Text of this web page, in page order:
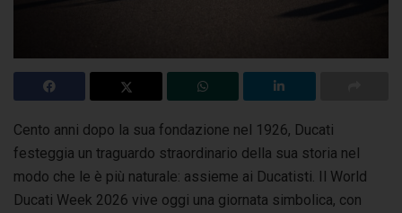
Cento anni dopo la sua fondazione nel 1926, Ducati
festeggia un traguardo straordinario della sua storia nel
modo che le è più naturale: assieme ai Ducatisti. Il World
Ducati Week 2026 vive oggi una giornata simbolica, con